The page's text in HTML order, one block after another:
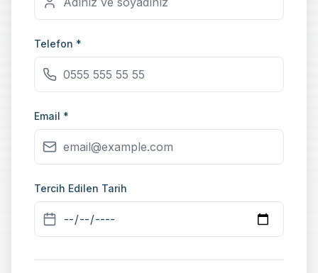
Telefon *
Email *
Tercih Edilen Tarih